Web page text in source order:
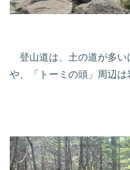
登山道は、土の道が多い
や、「トーミの頭」周辺は